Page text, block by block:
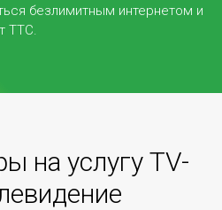
безлимитным интернетом и
TTC.
на услугу TV-